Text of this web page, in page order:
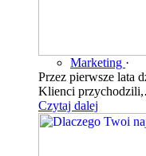
Marketing ·
Przez pierwsze lata
Klienci
Czytaj dalej